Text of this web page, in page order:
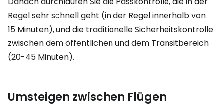
Regel sehr schnell geht (in der Regel innerhalb von
15 Minuten), und die traditionelle Sicherheitskontrolle
zwischen dem öffentlichen und dem Transitbereich
(20-45 Minuten).
Umsteigen zwischen Flügen